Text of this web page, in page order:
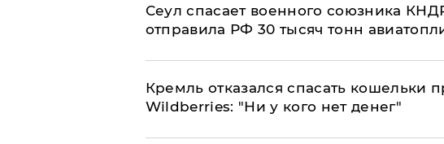
​Сеул спасает военного союзника
отправила РФ 30 тысяч тонн
Кремль отказался спасать кошельки
Wildberries: "Ни у кого нет денег"